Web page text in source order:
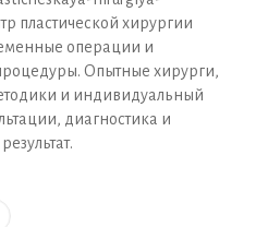
пластической хирургии
операции и
Опытные хирурги,
и индивидуальный
диагностика и